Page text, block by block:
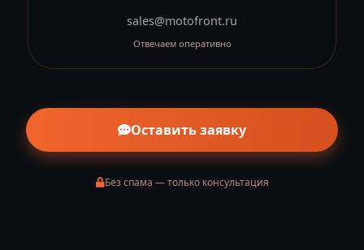
sales@motofront.ru
Отвечаем оперативно
Оставить заявку
Без спама — только консультация